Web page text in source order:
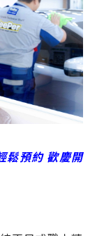
鬆預約 歡慶開